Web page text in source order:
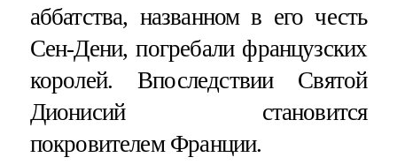
аббатства, названном в его честь
Сен-Дени, погребали французских
королей. Впоследствии Святой
Дионисий становится
покровителем Франции.